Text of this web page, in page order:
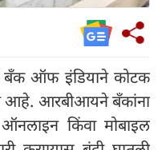
बँक ऑफ इंडियाने कोटक
आहे. आरबीआयने बँकांना
किंवा मोबाइल